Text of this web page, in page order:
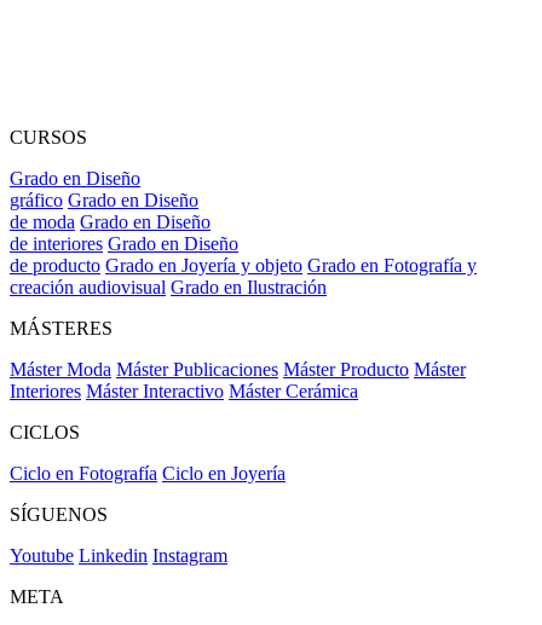
CURSOS
Grado en Diseño
gráfico Grado en Diseño
de moda Grado en Diseño
de interiores Grado en Diseño
de producto Grado en Joyería y objeto Grado en Fotografía y
creación audiovisual Grado en Ilustración
MÁSTERES
Máster Moda Máster Publicaciones Máster Producto Máster
Interiores Máster Interactivo Máster Cerámica
CICLOS
Ciclo en Fotografía Ciclo en Joyería
SÍGUENOS
Youtube Linkedin Instagram
META